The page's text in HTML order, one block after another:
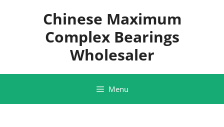
Chinese Maximum
Complex Bearings
Wholesaler
Menu